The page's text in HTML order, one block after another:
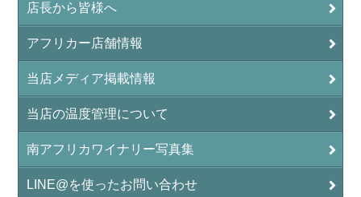
店長から皆様へ
アフリカー店舗情報
当店メディア掲載情報
当店の温度管理について
南アフリカワイナリー写真集
LINE@を使ったお問い合わせ